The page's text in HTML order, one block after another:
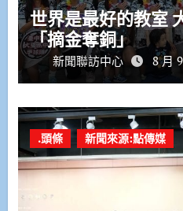
世界是最好的教室
「摘金奪銅」
新聞聯訪中心 8 月
.頭條 新聞來源:點傳媒